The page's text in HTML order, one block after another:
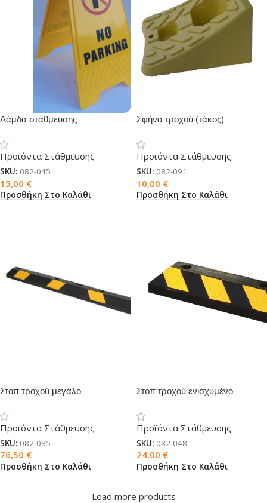
Λάμδα στάθμευσης
Προϊόντα Στάθμευσης
SKU: 082-045
15,00 €
Προσθήκη Στο Καλάθι
Σφήνα τροχού (τάκος)
Προϊόντα Στάθμευσης
SKU: 082-091
10,00 €
Προσθήκη Στο Καλάθι
Στοπ τροχού μεγάλο
Προϊόντα Στάθμευσης
SKU: 082-085
76,50 €
Προσθήκη Στο Καλάθι
Στοπ τροχού ενισχυμένο
Προϊόντα Στάθμευσης
SKU: 082-048
24,00 €
Προσθήκη Στο Καλάθι
Load more products